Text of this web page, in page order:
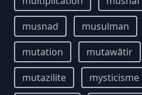
musnad
musulman
mutation
mutawātir
mutazilite
mysticisme